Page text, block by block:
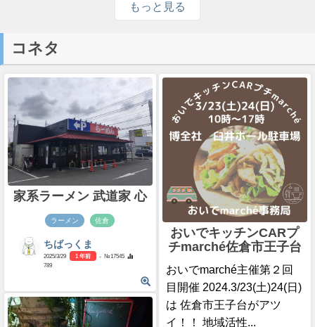
もっと見る
コネタ
家系ラーメン 武道家 心
ラーメン 佐倉
ちばっくま
2025/3/29 1 年前
- №17545
789
おいでキッチンCARプ
チmarché佐倉市王子台
おいでmarché主催第２回
目開催 2024.3/23(土)24(日)
は 佐倉市王子台がアツ
イ！！ 地域活性...